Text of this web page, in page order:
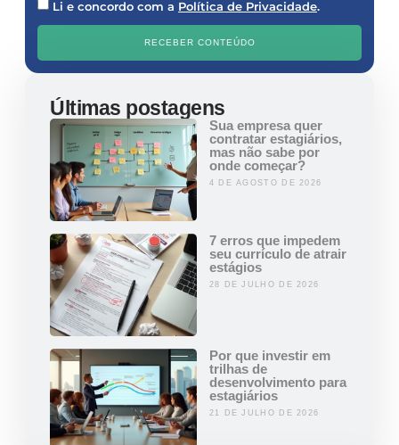
Li e concordo com a Política de Privacidade.
RECEBER CONTEÚDO
Últimas postagens
Sua empresa quer
contratar estagiários,
mas não sabe por
onde começar?
4 DE AGOSTO DE 2026
7 erros que impedem
seu currículo de atrair
estágios
28 DE JULHO DE 2026
Por que investir em
trilhas de
desenvolvimento para
estagiários
21 DE JULHO DE 2026